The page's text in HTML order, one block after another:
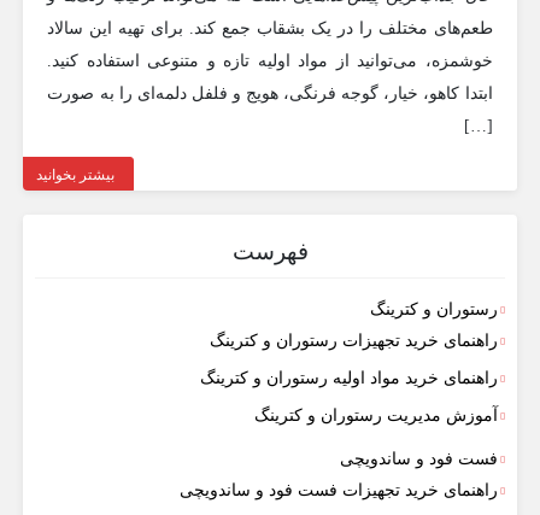
طعم‌های مختلف را در یک بشقاب جمع کند. برای تهیه این سالاد
خوشمزه، می‌توانید از مواد اولیه تازه و متنوعی استفاده کنید.
ابتدا کاهو، خیار، گوجه فرنگی، هویج و فلفل دلمه‌ای را به صورت
[…]
بیشتر بخوانید
فهرست
رستوران و کترینگ
راهنمای خرید تجهیزات رستوران و کترینگ
راهنمای خرید مواد اولیه رستوران و کترینگ
آموزش مدیریت رستوران و کترینگ
فست فود و ساندویچی
راهنمای خرید تجهیزات فست فود و ساندویچی